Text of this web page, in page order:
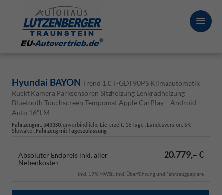
Hyundai BAYON Trend 1.0 T-GDI 90PS Klimaautomatik
Rückf.Kamera Parksensoren Sitzheizung Lenkradheizung
Bluetooth Touchscreen Tempomat Apple CarPlay + Android
Auto 16"LM
Fahrzeugnr.: 543380 , unverbindliche Lieferzeit: 16 Tage , Landesversion: SK -
Slowakei, Fahrzeug mit Tageszulassung
Absoluter Endpreis inkl. aller
Nebenkosten
20.779,– €
inkl. 19% MWSt., inkl. Überführung und Fahrzeugpapiere